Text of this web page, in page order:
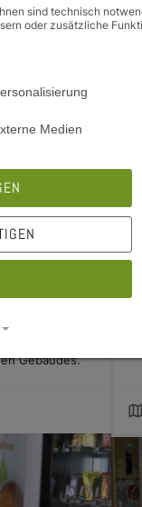
Die
Gebäudes.
map
sind technisch
oder zusätzliche
Medien